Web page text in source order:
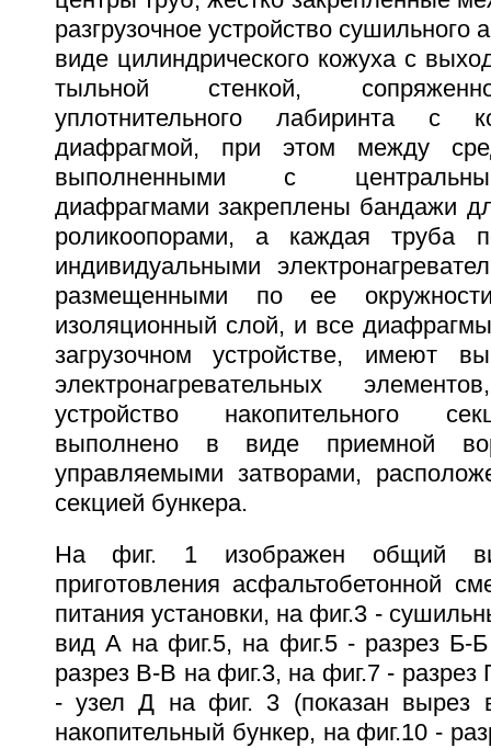
разгрузочное устройство сушильного
виде цилиндрического кожуха с
тыльной стенкой,
уплотнительного лабиринта с
диафрагмой, при этом между
выполненными с
диафрагмами закреплены бандажи
роликоопорами, а каждая труба
индивидуальными
размещенными по ее
изоляционный слой, и все
загрузочном устройстве, имеют
электронагревательных
устройство накопительного
выполнено в виде приемной
управляемыми затворами,
секцией бункера.
На фиг. 1 изображен общий
приготовления асфальтобетонной
питания установки, на фиг.3 -
вид А на фиг.5, на фиг.5 - разрез Б-
разрез В-В на фиг.3, на фиг.7 - разрез
- узел Д на фиг. 3 (показан вырез
накопительный бункер, на фиг.10 -